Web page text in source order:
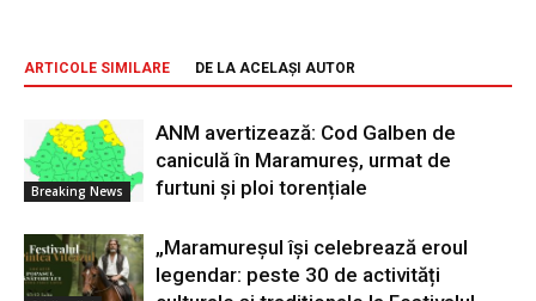
ARTICOLE SIMILARE DE LA ACELAȘI AUTOR
Breaking News
ANM avertizează: Cod Galben de
caniculă în Maramureș, urmat de
furtuni și ploi torențiale
„Maramureșul își celebrează eroul
legendar: peste 30 de activități